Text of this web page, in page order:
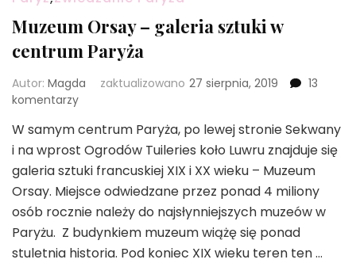
Muzeum Orsay – galeria sztuki w
centrum Paryża
Autor: Magda zaktualizowano 27 sierpnia, 2019
13
komentarzydo
Orsay
–
galeria
w
centrum
Paryża
W samym centrum Paryża, po lewej stronie Sekwany
i na wprost Ogrodów Tuileries koło Luwru znajduje się
galeria sztuki francuskiej XIX i XX wieku – Muzeum
Orsay. Miejsce odwiedzane przez ponad 4 miliony
osób rocznie należy do najsłynniejszych muzeów w
Paryżu. Z budynkiem muzeum wiążę się ponad
stuletnia historia. Pod koniec XIX wieku teren ten …